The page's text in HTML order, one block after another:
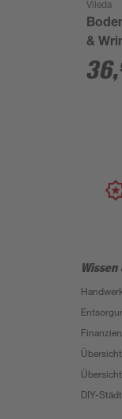
Vileda
&
36,
DIY-